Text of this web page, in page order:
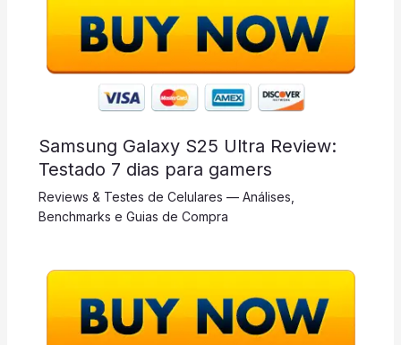
Samsung Galaxy S25 Ultra Review:
Testado 7 dias para gamers
Reviews & Testes de Celulares — Análises,
Benchmarks e Guias de Compra